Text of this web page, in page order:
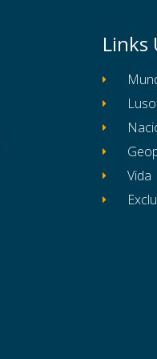
Links
Vida